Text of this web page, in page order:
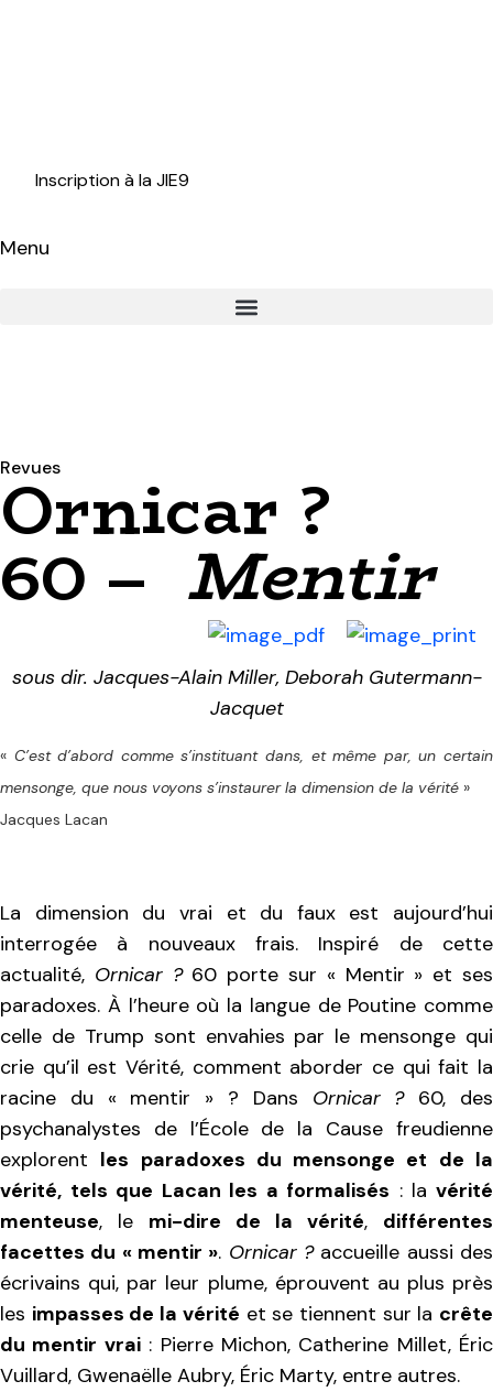
Inscription à la JIE9
Menu
Revues
Ornicar ?
60 – Mentir
sous dir. Jacques-Alain Miller, Deborah Gutermann-
Jacquet
« C’est d’abord comme s’instituant dans, et même par, un certain
mensonge, que nous voyons s’instaurer la dimension de la vérité »
Jacques Lacan
La dimension du vrai et du faux est aujourd’hui
interrogée à nouveaux frais. Inspiré de cette
actualité, Ornicar ?60 porte sur « Mentir » et ses
paradoxes. À l’heure où la langue de Poutine comme
celle de Trump sont envahies par le mensonge qui
crie qu’il est Vérité, comment aborder ce qui fait la
racine du « mentir » ? Dans Ornicar ?60, des
psychanalystes de l’École de la Cause freudienne
explorent les paradoxes du mensonge et de la
vérité, tels que Lacan les a formalisés : la vérité
menteuse, le mi-dire de la vérité, différentes
facettes du « mentir ». Ornicar ?accueille aussi des
écrivains qui, par leur plume, éprouvent au plus près
les impasses de la vérité et se tiennent sur la crête
du mentir vrai: Pierre Michon, Catherine Millet, Éric
Vuillard, Gwenaëlle Aubry, Éric Marty, entre autres.